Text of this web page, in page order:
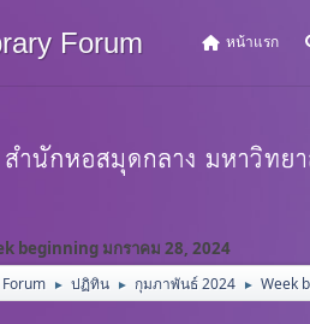
Forum หน้าแรก
beginning มกราคม 28, 2024
► ปฏิทิน ► กุมภาพันธ์ 2024 ► Week